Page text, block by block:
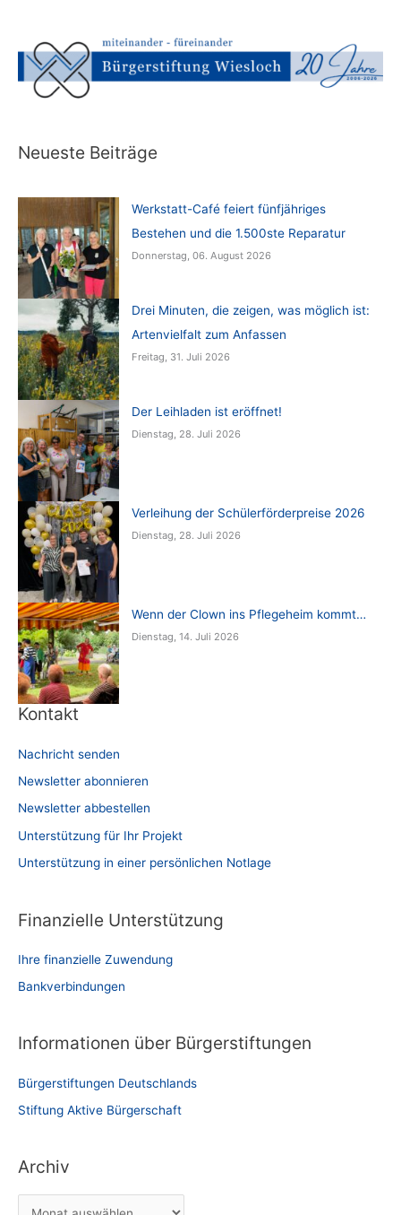
Neueste Beiträge
Werkstatt-Café feiert fünfjähriges
Bestehen und die 1.500ste Reparatur
Donnerstag, 06. August 2026
Drei Minuten, die zeigen, was möglich ist:
Artenvielfalt zum Anfassen
Freitag, 31. Juli 2026
Der Leihladen ist eröffnet!
Dienstag, 28. Juli 2026
Verleihung der Schülerförderpreise 2026
Dienstag, 28. Juli 2026
Wenn der Clown ins Pflegeheim kommt…
Dienstag, 14. Juli 2026
Kontakt
Nachricht senden
Newsletter abonnieren
Newsletter abbestellen
Unterstützung für Ihr Projekt
Unterstützung in einer persönlichen Notlage
Finanzielle Unterstützung
Ihre finanzielle Zuwendung
Bankverbindungen
Informationen über Bürgerstiftungen
Bürgerstiftungen Deutschlands
Stiftung Aktive Bürgerschaft
Archiv